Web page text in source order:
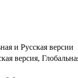
и Русская версии
версия,